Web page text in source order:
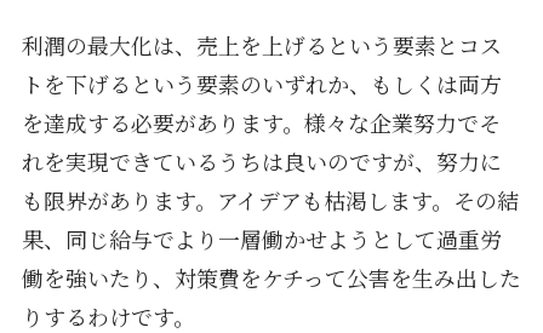
利潤の最大化は、売上を上げるという要素とコス
トを下げるという要素のいずれか、もしくは両方
を達成する必要があります。様々な企業努力でそ
れを実現できているうちは良いのですが、努力に
も限界があります。アイデアも枯渇します。その結
果、同じ給与でより一層働かせようとして過重労
働を強いたり、対策費をケチって公害を生み出した
りするわけです。